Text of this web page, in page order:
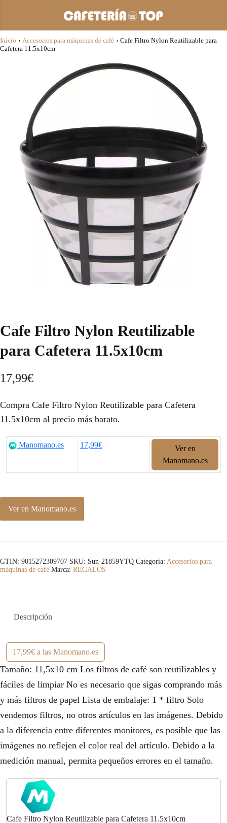
Inicio › Accesorios para máquinas de café › Cafe Filtro Nylon Reutilizable para
Cafetera 11.5x10cm
Cafe Filtro Nylon Reutilizable
para Cafetera 11.5x10cm
17,99€
Compra Cafe Filtro Nylon Reutilizable para Cafetera
11.5x10cm al precio más barato.
Manomano.es 17,99€
Ver en
Manomano.es
Ver en Manomano.es
GTIN: 9015272309707 SKU: Sun-21859YTQ Categoría: Accesorios para
máquinas de café Marca: REGALOS
Descripción
17,99€ a las Manomano.es
Tamaño: 11,5x10 cm Los filtros de café son reutilizables y
fáciles de limpiar No es necesario que sigas comprando más
y más filtros de papel Lista de embalaje: 1 * filtro Solo
vendemos filtros, no otros artículos en las imágenes. Debido
a la diferencia entre diferentes monitores, es posible que las
imágenes no reflejen el color real del artículo. Debido a la
medición manual, permita pequeños errores en el tamaño.
Cafe Filtro Nylon Reutilizable para Cafetera 11.5x10cm